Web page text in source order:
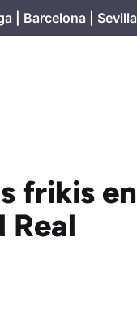
Barcelona Sevilla
frikis en
Real